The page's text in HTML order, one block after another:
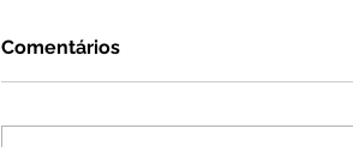
Comentários